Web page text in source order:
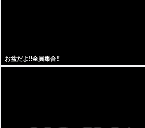
お盆だよ‼全員集合‼